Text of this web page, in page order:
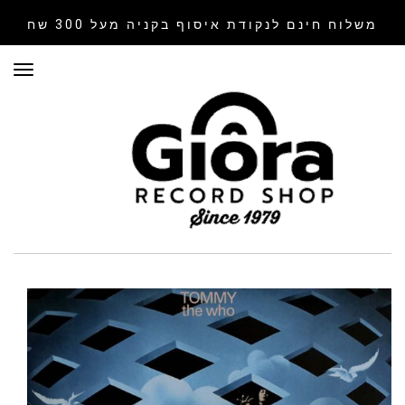
משלוח חינם לנקודת איסוף בקניה מעל 300 שח